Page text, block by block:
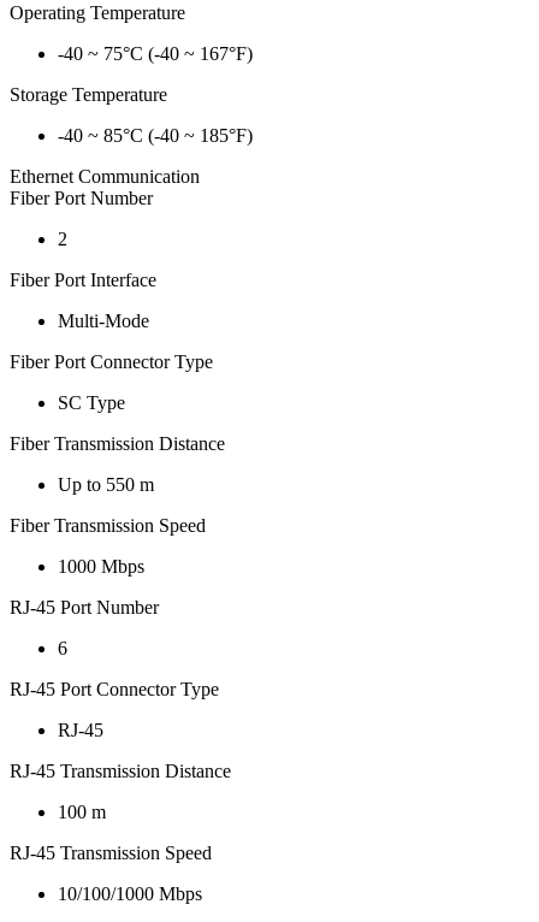
Operating Temperature
-40 ~ 75°C (-40 ~ 167°F)
Storage Temperature
-40 ~ 85°C (-40 ~ 185°F)
Ethernet Communication
Fiber Port Number
2
Fiber Port Interface
Multi-Mode
Fiber Port Connector Type
SC Type
Fiber Transmission Distance
Up to 550 m
Fiber Transmission Speed
1000 Mbps
RJ-45 Port Number
6
RJ-45 Port Connector Type
RJ-45
RJ-45 Transmission Distance
100 m
RJ-45 Transmission Speed
10/100/1000 Mbps